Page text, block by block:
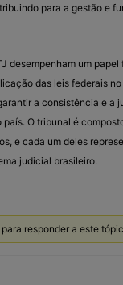
para a gestão e
desempenham um papel
das leis federais
a consistência e a
país. O tribunal é
e cada um deles
judicial brasileiro.
responder a este